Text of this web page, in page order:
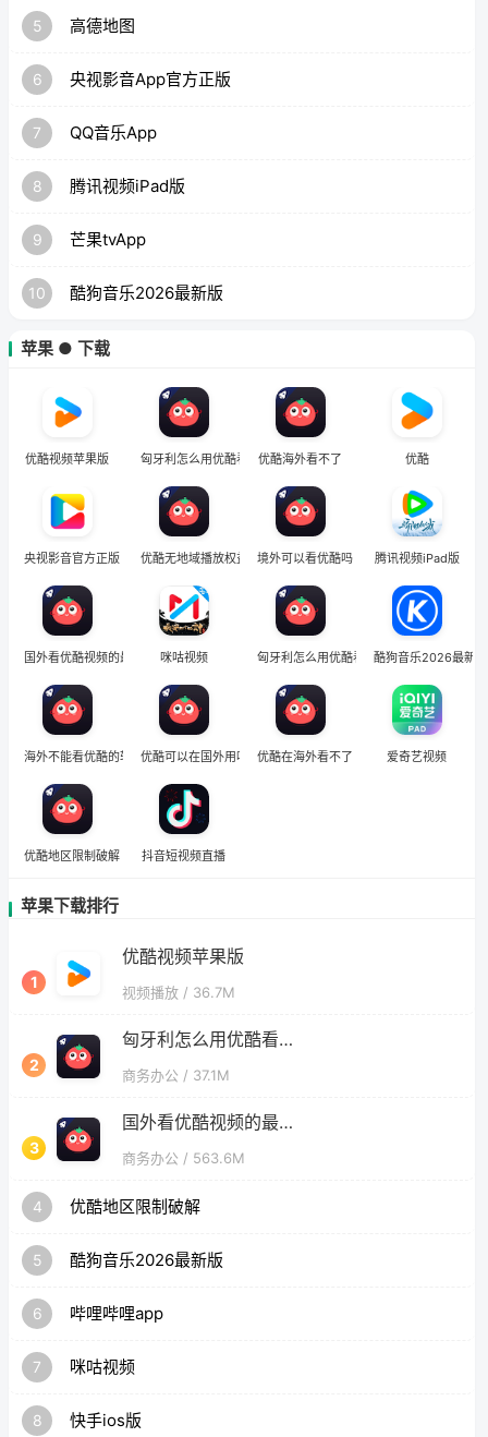
5 高德地图
6 央视影音App官方正版
7 QQ音乐App
8 腾讯视频iPad版
9 芒果tvApp
10 酷狗音乐2026最新版
苹果 ● 下载
优酷视频苹果版 匈牙利怎么用优酷看欧洲杯直播
优酷海外看不了 优酷
央视影音官方正版 优酷无地域播放权益 境外可以看优酷吗 腾讯视频iPad版
国外看优酷视频的最新方法咪咕视频 匈牙利怎么用优酷看欧洲杯直播酷狗音乐2026最新版
海外不能看优酷的软件优酷可以在国外用吗 优酷在海外看不了 爱奇艺视频
优酷地区限制破解 抖音短视频直播
苹果下载排行
1
优酷视频苹果版
视频播放 / 36.7M
2
匈牙利怎么用优酷看欧洲杯直播
商务办公 / 37.1M
3
国外看优酷视频的最新方法
商务办公 / 563.6M
4 优酷地区限制破解
5 酷狗音乐2026最新版
6 哔哩哔哩app
7 咪咕视频
8 快手ios版